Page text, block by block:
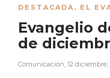
DESTACADA, EL
Evangelio
de
Comunicación, 12 diciembre,